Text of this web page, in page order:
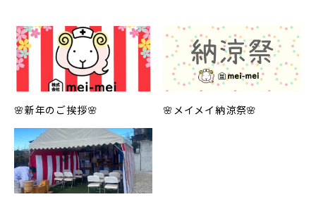
🌸新年のご挨拶🌸 🌸メイメイ納涼祭🌸